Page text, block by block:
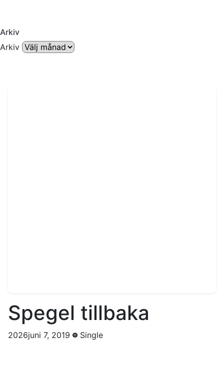
Arkiv
Arkiv
Spegel tillbaka
2026juni 7, 2019 Single